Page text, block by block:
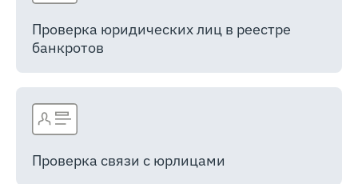
Проверка юридических лиц в реестре
банкротов
Проверка связи с юрлицами